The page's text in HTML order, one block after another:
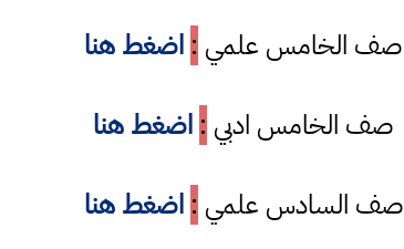
صف الخامس علمي : اضغط هنا
صف الخامس ادبي : اضغط هنا
صف السادس علمي : اضغط هنا